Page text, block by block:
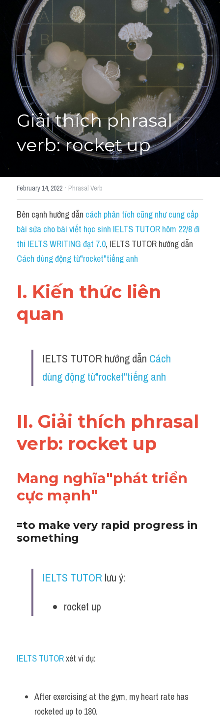
Giải đề thi từng câu
Lời khuyên
Giải đề thi
Academic words
Phrase
Phrasal Verb
Idioms đồng nghĩa
Idioms trái nghĩa
Antonym
Idiom
Grammar
Word form
Cách dùng từ
Đề thi thật Task 2
Speaking
Reading
Vocabulary
HỌC THỬ
Giải thích phrasal
verb: rocket up
February 14, 2022 · Phrasal Verb
Bên cạnh hướng dẫn cách phân tích cũng như cung cấp
bài sửa cho bài viết học sinh IELTS TUTOR hôm 22/8 đi
thi IELTS WRITING đạt 7.0
Cách dùng động từ"rocket"tiếng anh
I. Kiến thức liên
quan
IELTS TUTOR hướng dẫn Cách
dùng động từ"rocket"tiếng anh
II. Giải thích phrasal
verb: rocket up
Mang nghĩa"phát triển
cực mạnh"
=to make very rapid progress in
something
IELTS TUTOR lưu ý:
rocket up
IELTS TUTOR xét ví dụ:
After exercising at the gym, my heart rate has
rocketed up to 180.